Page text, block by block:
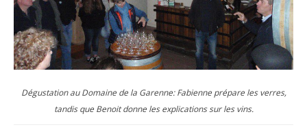
Dégustation au Domaine de la Garenne: Fabienne prépare les verres,
tandis que Benoit donne les explications sur les vins.